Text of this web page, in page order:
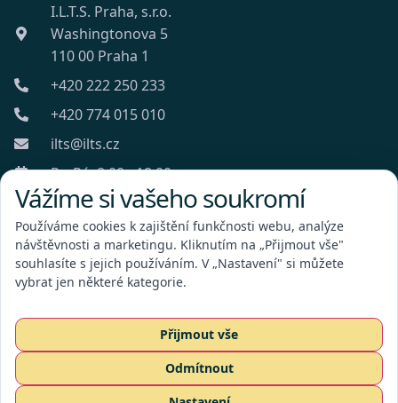
I.L.T.S. Praha, s.r.o.
Washingtonova 5
110 00 Praha 1
+420 222 250 233
+420 774 015 010
ilts@ilts.cz
Po-Pá: 8:00 - 18:00
I.L.T.S. Praha, s.r.o.
Vážíme si vašeho soukromí
Používáme cookies k zajištění funkčnosti webu, analýze
návštěvnosti a marketingu. Kliknutím na „Přijmout vše"
souhlasíte s jejich používáním. V „Nastavení" si můžete
vybrat jen některé kategorie.
Přijmout vše
Odmítnout